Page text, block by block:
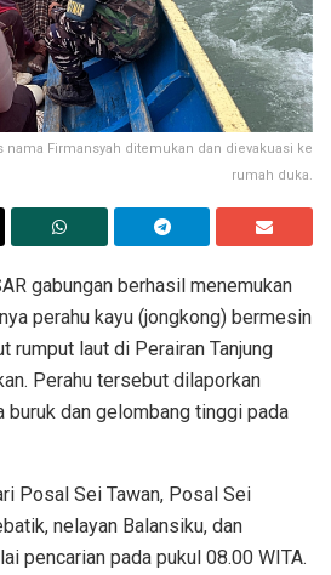
nama Firmansyah ditemukan dan dievakuasi ke
rumah duka.
gabungan berhasil menemukan
perahu kayu (jongkong) bermesin
rumput laut di Perairan Tanjung
Perahu tersebut dilaporkan
buruk dan gelombang tinggi pada
Posal Sei Tawan, Posal Sei
nelayan Balansiku, dan
pencarian pada pukul 08.00 WITA.